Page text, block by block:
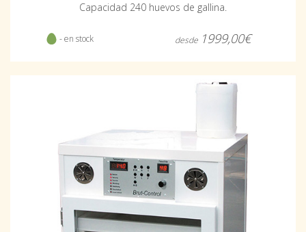
Capacidad 240 huevos de gallina.
- en stock desde 1999,00€